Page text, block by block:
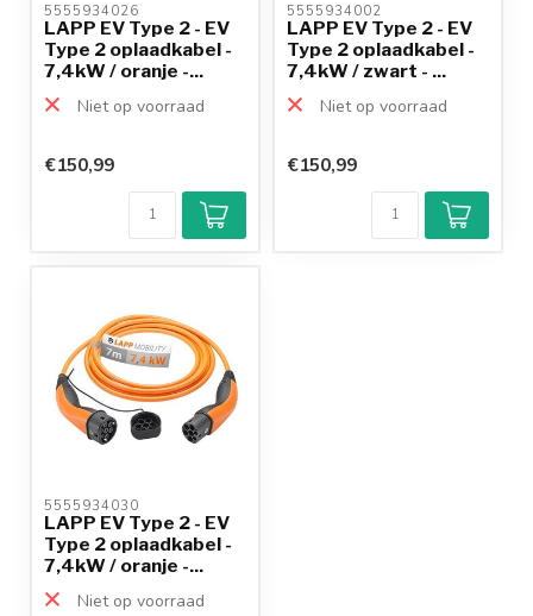
5555934026
LAPP EV Type 2 - EV
Type 2 oplaadkabel -
7,4kW / oranje -...
Niet op voorraad
€150,99
5555934002
LAPP EV Type 2 - EV
Type 2 oplaadkabel -
7,4kW / zwart - ...
Niet op voorraad
€150,99
5555934030
LAPP EV Type 2 - EV
Type 2 oplaadkabel -
7,4kW / oranje -...
Niet op voorraad